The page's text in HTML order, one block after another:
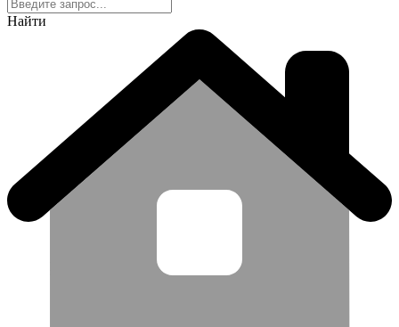
Найти